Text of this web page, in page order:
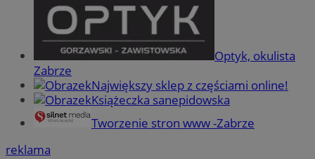
Optyk, okulista
Zabrze
Największy sklep z częściami online!
Książeczka sanepidowska
Tworzenie stron www -Zabrze
reklama